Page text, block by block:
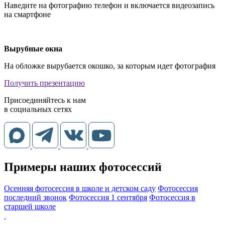
Наведите на фотографию телефон и включается видеозапись
на смартфоне
Вырубные окна
На обложке вырубается окошко, за которым идет фотография
Получить презентацию
Присоединяйтесь к нам
в социальных сетях
Примеры наших фотосессий
Осенняя фотосессия в школе и детском саду Фотосессия
последний звонок Фотосессия 1 сентября Фотосессия в
старшей школе